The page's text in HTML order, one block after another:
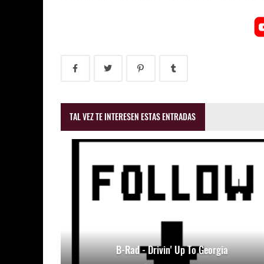
TAL VEZ TE INTERESEN ESTAS ENTRADAS
B-Rad - Drivin' Up To Georgia